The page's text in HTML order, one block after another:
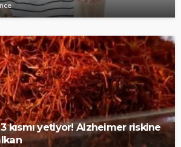
kısmı yetiyor! Alzheimer riskine